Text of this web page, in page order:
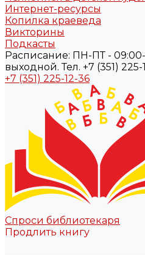
Интернет-ресурсы
Копилка краеведа
Викторины
Подкасты
Расписание: ПН-ПТ -
выходной. Тел. +7 (351) 225-
+7 (351) 225-12-36
Спроси библиотекаря
Продлить книгу